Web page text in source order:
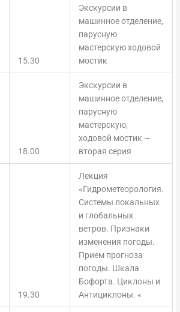
15.30
Экскурсии в
машинное отделение,
парусную
мастерскую ходовой
мостик
18.00
Экскурсии в
машинное отделение,
парусную
мастерскую,
ходовой мостик —
вторая серия
19.30
Лекция
«Гидрометеорология.
Системы локальных
и глобальных
ветров. Признаки
изменения погоды.
Прием прогноза
погоды. Шкала
Бофорта. Циклоны и
Антициклоны. «